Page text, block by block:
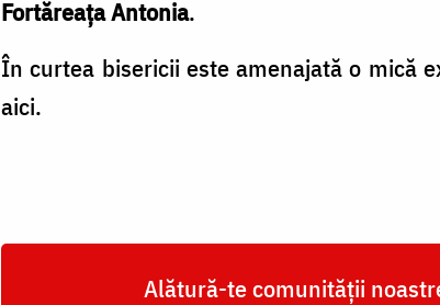
Fortăreaţa Antonia.
În curtea bisericii este amenajată o mică
aici.
Alătură-te comunității